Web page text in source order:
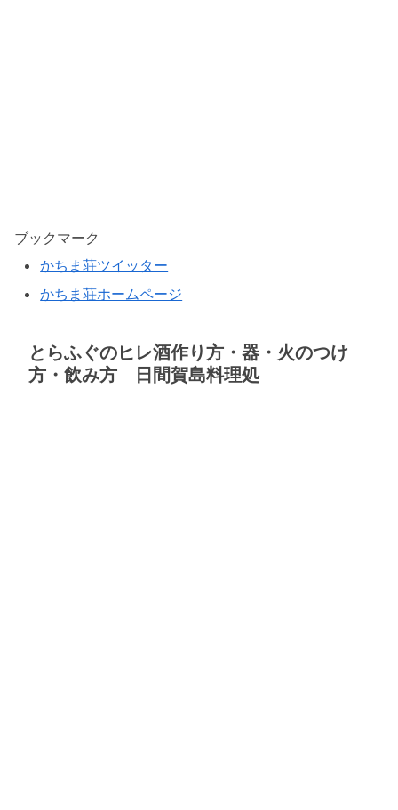
ブックマーク
かちま荘ツイッター
かちま荘ホームページ
とらふぐのヒレ酒作り方・器・火のつけ
方・飲み方 日間賀島料理処